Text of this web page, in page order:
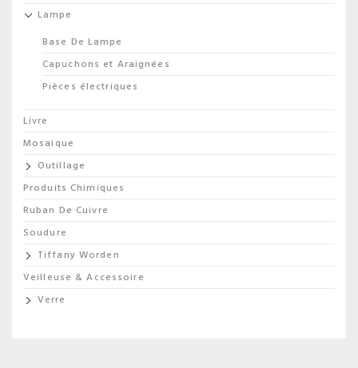
Lampe
Base De Lampe
Capuchons et Araignées
Pièces électriques
Livre
Mosaique
Outillage
Produits Chimiques
Ruban De Cuivre
Soudure
Tiffany Worden
Veilleuse & Accessoire
Verre